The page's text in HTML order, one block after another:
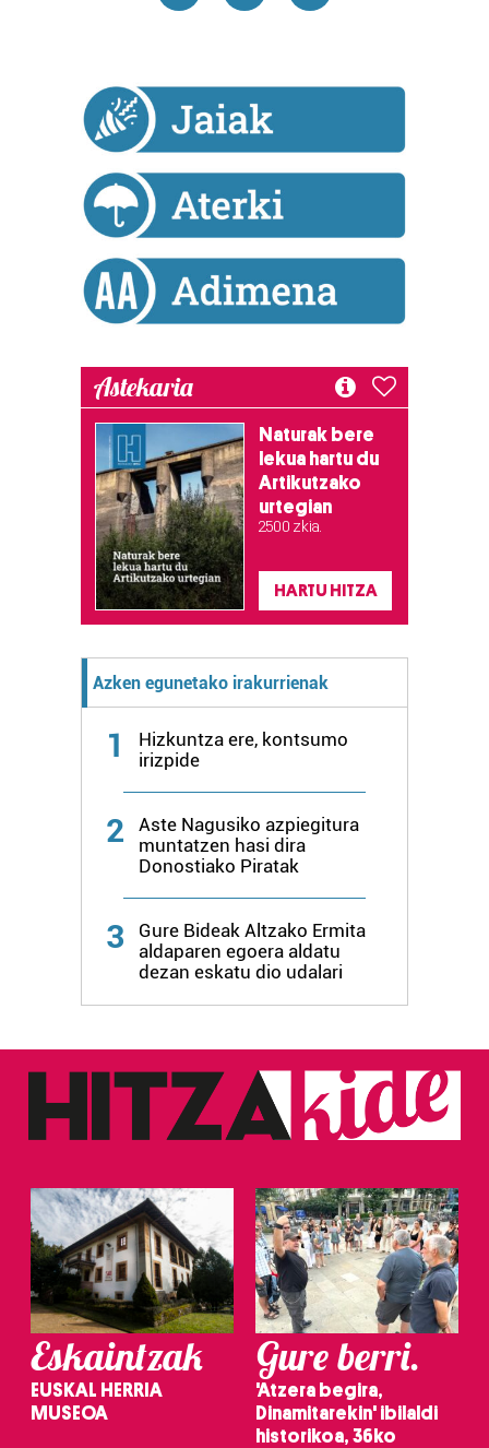
interes komertzial legitimoetan babesten dira. Ikusi gure
dezakezun ikusteko.
Lortu zure datu pertsonalak prozesatzeko moduari
datuen atalean. Edozein unetan alda edo ken dezakezu
zure baimena Cookieen adierazpenean.
Webgune honek cookie propioak eta hirugarrenen cookie-
fitxategiak erabiltzen ditu. Zure esperientzia eta
zerbitzuak hobetzeko asmoz, cookie teknologiaz
erabiltzeko baimen esplizitua ematen diguzu.Gehiago
irakurri
Astekaria
Naturak bere
lekua hartu du
Artikutzako
urtegian
2.500 zkia.
HARTU HITZA
Azken egunetako irakurrienak
1
Hizkuntza ere, kontsumo
irizpide
2
Aste Nagusiko azpiegitura
muntatzen hasi dira
Donostiako Piratak
3
Gure Bideak Altzako Ermita
aldaparen egoera aldatu
dezan eskatu dio udalari
Eskaintzak
EUSKAL HERRIA
MUSEOA
Gure berri.
'Atzera begira,
Dinamitarekin' ibilaldi
historikoa, 36ko